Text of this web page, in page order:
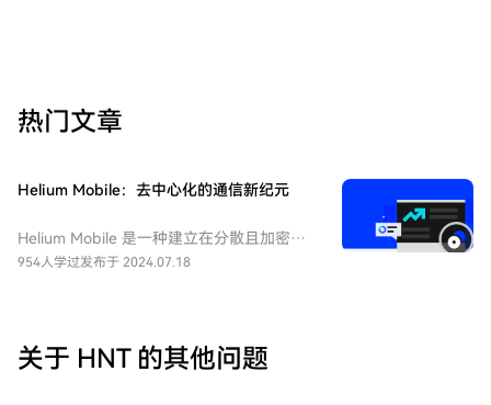
热门文章
Helium Mobile：去中心化的通信新纪元
Helium Mobile 是一种建立在分散且加密驱
动 Helium 网络上的一种无线电话服务。这项
制，这限制了服务的覆盖范围和质量。
954人学过发布于 2024.07.18
关于 HNT 的其他问题